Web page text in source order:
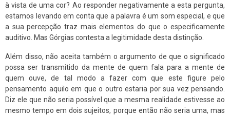
à vista de uma cor? Ao responder negativamente a esta pergunta,
estamos levando em conta que a palavra é um som especial, e que
a sua percepção traz mais elementos do que o especificamente
auditivo. Mas Górgias contesta a legitimidade desta distinção.
Além disso, não aceita também o argumento de que o significado
possa ser transmitido da mente de quem fala para a mente de
quem ouve, de tal modo a fazer com que este figure pelo
pensamento aquilo em que o outro estaria por sua vez pensando.
Diz ele que não seria possível que a mesma realidade estivesse ao
mesmo tempo em dois sujeitos, porque então não seria uma, mas